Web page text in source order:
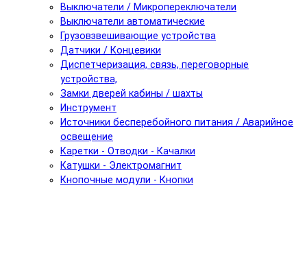
Выключатели / Микропереключатели
Выключатели автоматические
Грузовзвешивающие устройства
Датчики / Концевики
Диспетчеризация, связь, переговорные
устройства,
Замки дверей кабины / шахты
Инструмент
Источники бесперебойного питания / Аварийное
освещение
Каретки - Отводки - Качалки
Катушки - Электромагнит
Кнопочные модули - Кнопки